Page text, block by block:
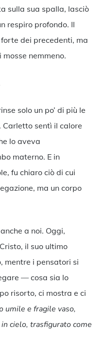
sulla sua spalla, lasciò
respiro profondo. Il
dei precedenti, ma
nemmeno.
solo un po’ di più le
sentì il calore
lo aveva
materno. E in
fu chiaro ciò di cui
ma un corpo
a noi. Oggi,
il suo ultimo
mentre i pensatori si
— cosa sia lo
risorto, ci mostra e ci
umile e fragile vaso,
cielo, trasfigurato come